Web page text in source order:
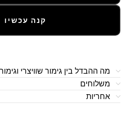
קנה עכשיו
מה ההבדל בין גימור שוויצרי
משלוחים
אחריות